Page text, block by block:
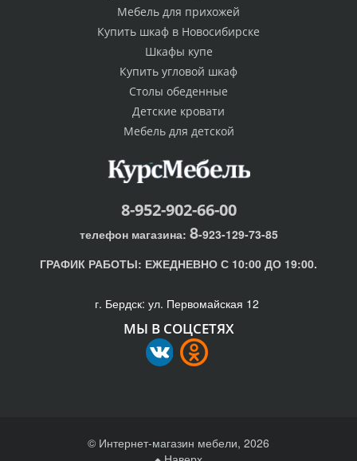
Мебель для прихожей
Купить шкаф в Новосибирске
Шкафы купе
Купить угловой шкаф
Столы обеденные
Детские кровати
Мебель для детской
8-952-902-66-00
телефон магазина: 8-923-129-73-85
ГРАФИК РАБОТЫ: ЕЖЕДНЕВНО С 10:00 ДО 19:00.
г. Бердск: ул. Первомайская 12
МЫ В СОЦСЕТЯХ
© Интернет-магазин мебели, 2026